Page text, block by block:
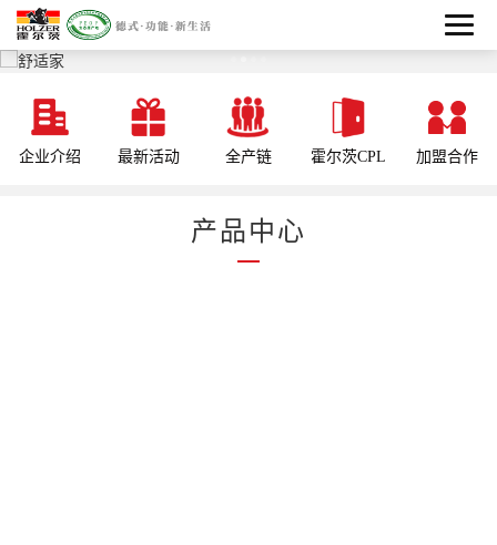
企业介绍 最新活动 全产链 霍尔茨CPL 加盟合作
产品中心